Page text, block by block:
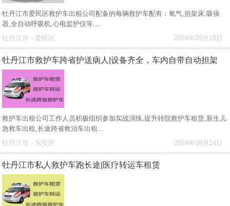
牡丹江市爱民区救护车出租公司配备的每辆救护车配有：氧气,担架床,吸痰
器,全自动呼吸机,心电监护仪等....
2024年09月18日
牡丹江市 - 爱民区
牡丹江市救护车跨省护送病人|设备齐全，车内自带自动担架
救护车出租公司工作人员积极组织参加实战演练,提升转院救护车租赁,新生儿
急救车出租,长途跨省救治车出租...
2024年09月14日
牡丹江市 - 东安区
牡丹江市私人救护车跑长途|医疗转运车租赁